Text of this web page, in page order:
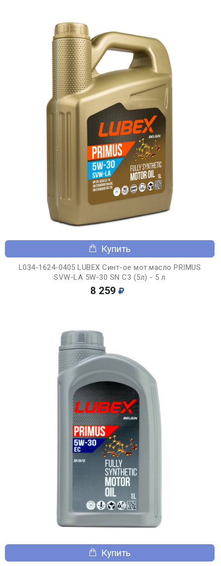
Купить
L034-1624-0405 LUBEX Синт-ое мот.масло PRIMUS
SVW-LA 5W-30 SN C3 (5л) - 5 л
8 259
Купить